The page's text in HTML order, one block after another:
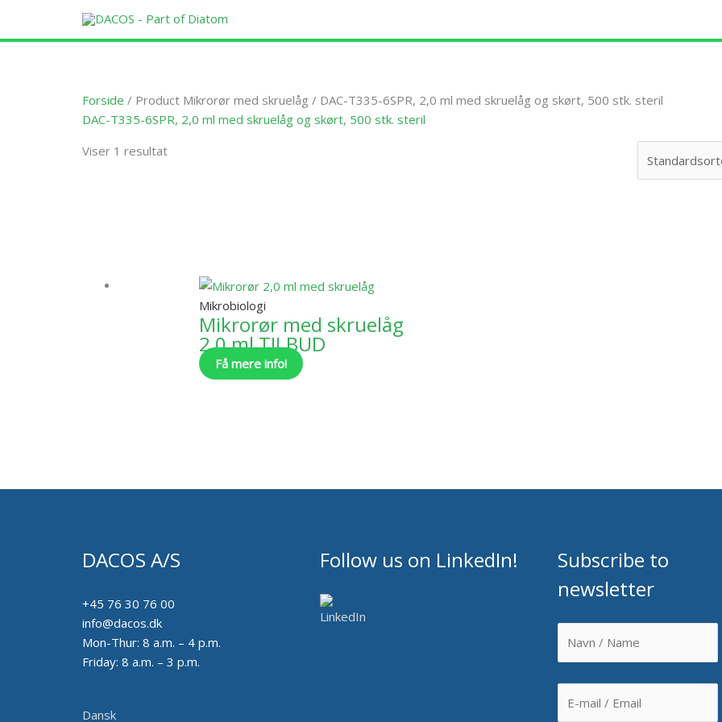
Forside / Product Mikrorør med skruelåg / DAC-T335-6SPR, 2,0 ml med skruelåg og skørt, 500 stk. steril
DAC-T335-6SPR, 2,0 ml med skruelåg og skørt, 500 stk. steril
Viser 1 resultat
Mikrobiologi
Mikrorør med skruelåg
2,0 ml TILBUD
Få mere info!
varianter.
Mulighederne
kan
vælges
på
DACOS A/S
+45 76 30 76 00
info@dacos.dk
Mon-Thur: 8 a.m. – 4 p.m.
Friday: 8 a.m. – 3 p.m.
Dansk
Follow us on LinkedIn!
Subscribe to
newsletter